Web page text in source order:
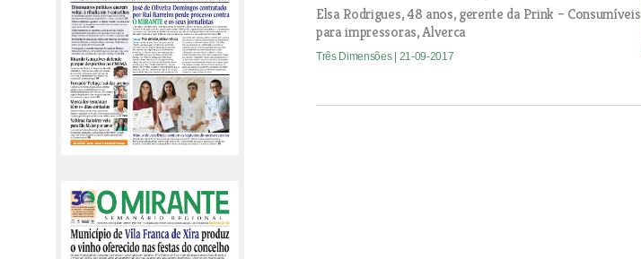
Elsa Rodrigues, 48 anos, gerente da Prink – Consumíveis
para impressoras, Alverca
Três Dimensões | 21-09-2017